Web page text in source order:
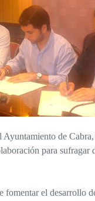
de
para sufragar
fomentar el desarrollo